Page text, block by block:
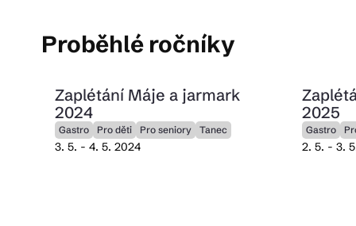
Proběhlé ročníky
Zaplétání Máje a jarmark
2024
Gastro Pro děti Pro seniory Tanec
3. 5. - 4. 5. 2024
2025
Gastro
2. 5. - 3.